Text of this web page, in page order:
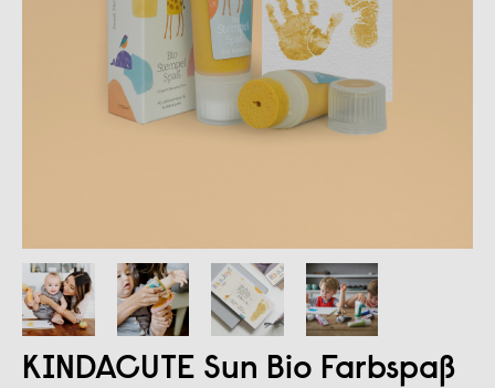
KINDACUTE Sun Bio Farbspaß